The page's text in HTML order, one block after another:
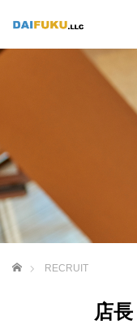
ホーム RECRUIT
店